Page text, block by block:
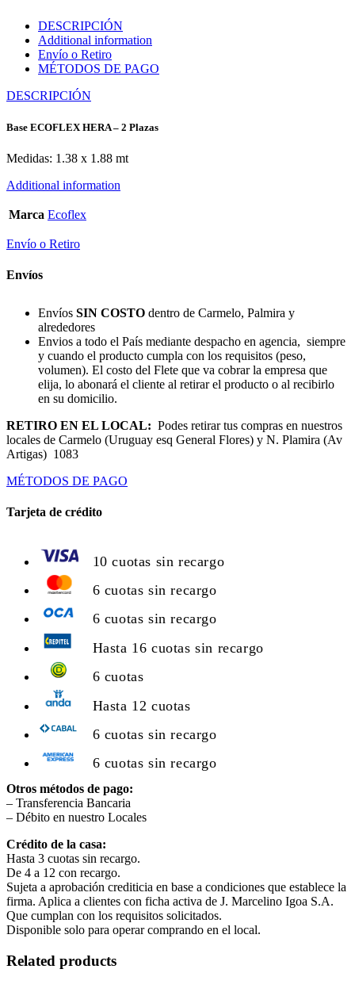
DESCRIPCIÓN
Additional information
Envío o Retiro
MÉTODOS DE PAGO
DESCRIPCIÓN
Base ECOFLEX HERA – 2 Plazas
Medidas: 1.38 x 1.88 mt
Additional information
Marca Ecoflex
Envío o Retiro
Envíos
Envíos SIN COSTO dentro de Carmelo, Palmira y
alrededores
Envios a todo el País mediante despacho en agencia, siempre
y cuando el producto cumpla con los requisitos (peso,
volumen). El costo del Flete que va cobrar la empresa que
elija, lo abonará el cliente al retirar el producto o al recibirlo
en su domicilio.
RETIRO EN EL LOCAL: Podes retirar tus compras en nuestros
locales de Carmelo (Uruguay esq General Flores) y N. Plamira (Av
Artigas) 1083
MÉTODOS DE PAGO
Tarjeta de crédito
10 cuotas sin recargo
6 cuotas sin recargo
6 cuotas sin recargo
Hasta 16 cuotas sin recargo
6 cuotas
Hasta 12 cuotas
6 cuotas sin recargo
6 cuotas sin recargo
Otros métodos de pago:
– Transferencia Bancaria
– Débito en nuestro Locales
Crédito de la casa:
Hasta 3 cuotas sin recargo.
De 4 a 12 con recargo.
Sujeta a aprobación crediticia en base a condiciones que establece la
firma. Aplica a clientes con ficha activa de J. Marcelino Igoa S.A.
Que cumplan con los requisitos solicitados.
Disponible solo para operar comprando en el local.
Related products